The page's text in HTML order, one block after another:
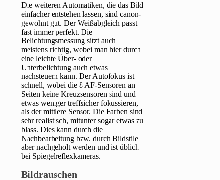
Die weiteren Automatiken, die das Bild
einfacher entstehen lassen, sind canon-
gewohnt gut. Der Weißabgleich passt
fast immer perfekt. Die
Belichtungsmessung sitzt auch
meistens richtig, wobei man hier durch
eine leichte Über- oder
Unterbelichtung auch etwas
nachsteuern kann. Der Autofokus ist
schnell, wobei die 8 AF-Sensoren an
Seiten keine Kreuzsensoren sind und
etwas weniger treffsicher fokussieren,
als der mittlere Sensor. Die Farben sind
sehr realistisch, mitunter sogar etwas zu
blass. Dies kann durch die
Nachbearbeitung bzw. durch Bildstile
aber nachgeholt werden und ist üblich
bei Spiegelreflexkameras.
Bildrauschen